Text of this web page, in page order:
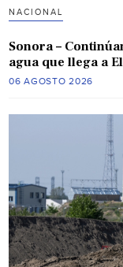
NACIONAL
Sonora –
agua que llega a
06 AGOSTO 2026